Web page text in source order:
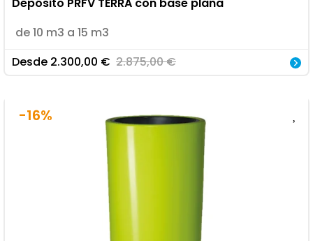
Depósito PRFV TERRA con base plana
de 10 m3 a 15 m3
Desde 2.300,00 € 2.875,00€
-16%